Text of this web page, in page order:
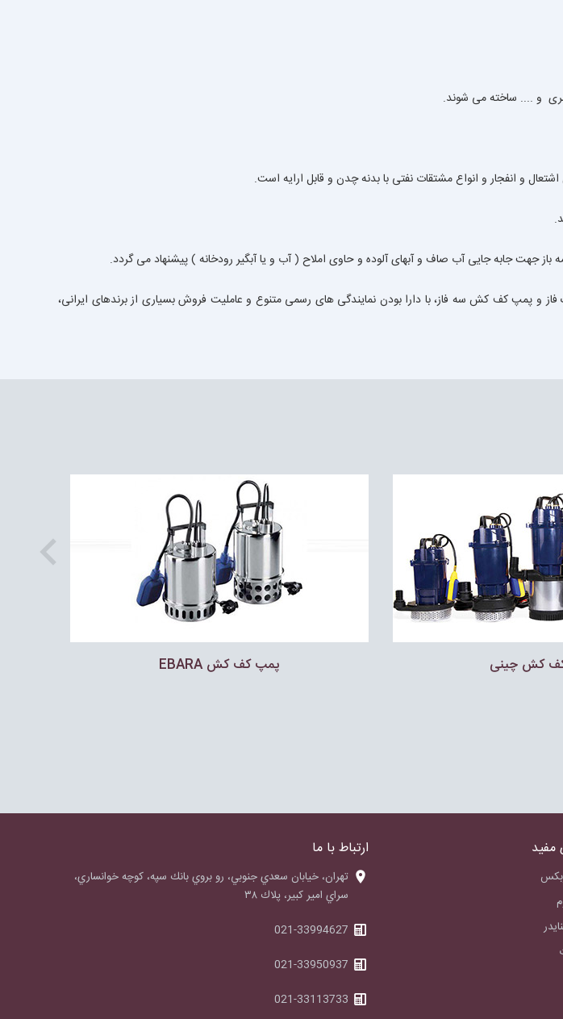
و .... ساخته می شوند.
باز جهت جابه جایی آب صاف و آبهای آلوده و حاوی املاح ( آب و یا آبگیر رودخانه ) پیشنهاد می گردد.
و پمپ کف کش سه فاز، با دارا بودن نمایندگی های رسمی متنوع و عاملیت فروش بسیاری از برندهای ایرانی،
پمپ كف كش EBARA كش چينى
مفید ارتباط با ما
‌تهران، خيابان سعدي جنوبي، رو بروي بانك سپه، كوچه خوانساري،
سراي امير كبير، پلاك ٣٨
021-33994627
021-33950937
021-33113733